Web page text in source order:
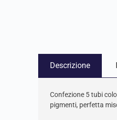
Descrizione
Confezione 5 tubi
pigmenti, perfetta